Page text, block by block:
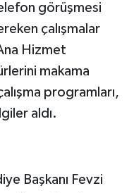
görüşmesi
çalışmalar
Hizmet
makama
programları,
aldı.
Başkanı Fevzi